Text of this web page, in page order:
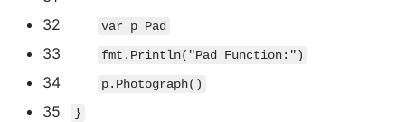
32
var p Pad
33 fmt . Println( "Pad Function:")
34 p. Photograph( )
35 }